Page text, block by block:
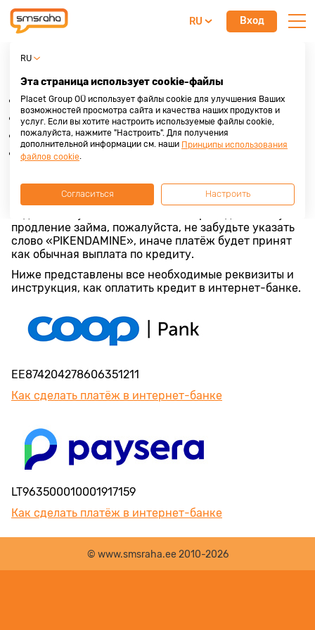
RU Вход
Как сделать оплату по кредиту
Сделать оплату по кредиту можно 4 способами:
на нашем сайте
в интернет-банке
в банковской конторе
в представительстве Omniva
важно указать номер ссылки, а в пояснении к
платежу – номер кредита, которые можно узнать в
продление займа, пожалуйста, не забудьте указать
слово «PIKENDAMINE», иначе платёж будет принят
как обычная выплата по кредиту.
Ниже представлены все необходимые реквизиты и
инструкция, как оплатить кредит в интернет-банке.
EE874204278606351211
Как сделать платёж в интернет-банке
LT963500010001917159
Как сделать платёж в интернет-банке
RU
Эта страница использует cookie-файлы
Placet Group OÜ использует файлы cookie для улучшения Ваших
возможностей просмотра сайта и качества наших продуктов и
услуг. Если вы хотите настроить используемые файлы cookie,
пожалуйста, нажмите "Настроить". Для получения
дополнительной информации см. наши Принципы использования
файлов cookie
Согласиться Настроить
© www.smsraha.ee 2010-2026